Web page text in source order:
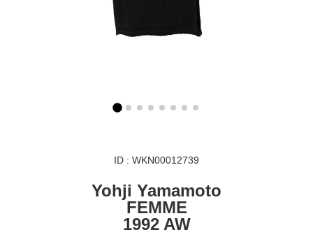
ID : WKN00012739
Yohji Yamamoto
FEMME
1992 AW